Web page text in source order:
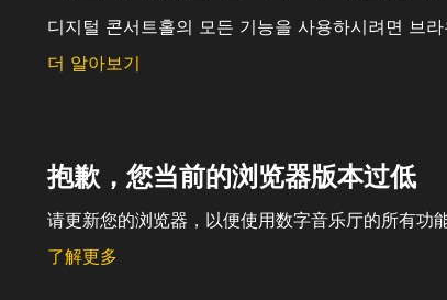
디지털 콘서트홀의 모든 기능을 사용하시려면 브
더 알아보기
抱歉，您当前的浏览器版本过低
请更新您的浏览器，以便使用数字音乐厅的所有功能
了解更多